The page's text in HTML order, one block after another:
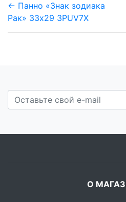
← Панно «Знак зодиака
Рак» 33х29 3PUV7X
О